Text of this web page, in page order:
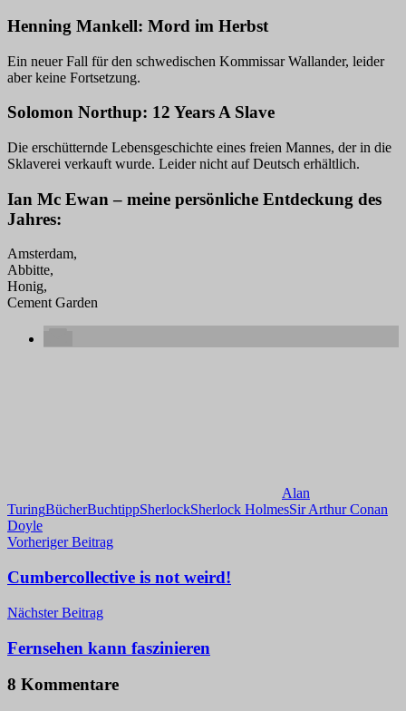
Henning Mankell: Mord im Herbst
Ein neuer Fall für den schwedischen Kommissar Wallander, leider
aber keine Fortsetzung.
Solomon Northup: 12 Years A Slave
Die erschütternde Lebensgeschichte eines freien Mannes, der in die
Sklaverei verkauft wurde. Leider nicht auf Deutsch erhältlich.
Ian Mc Ewan – meine persönliche Entdeckung des
Jahres:
Amsterdam,
Abbitte,
Honig,
Cement Garden
Alan
TuringBücherBuchtippSherlockSherlock HolmesSir Arthur Conan
Doyle
Beitragsnavigation
Vorheriger Beitrag
Cumbercollective is not weird!
Nächster Beitrag
Fernsehen kann faszinieren
8 Kommentare